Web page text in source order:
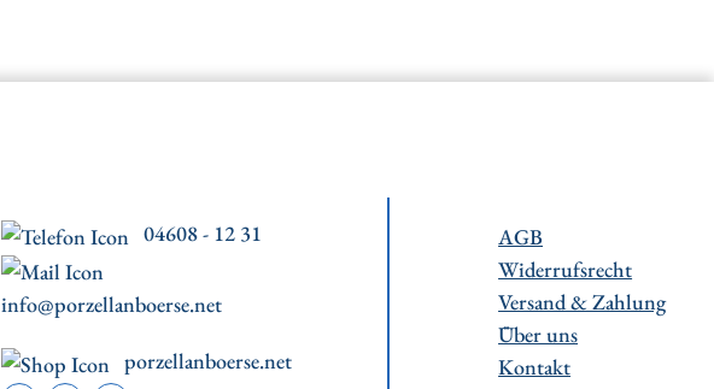
04608 - 12 31
info@porzellanboerse.net
porzellanboerse.net
AGB
Widerrufsrecht
Versand & Zahlung
Über uns
Kontakt